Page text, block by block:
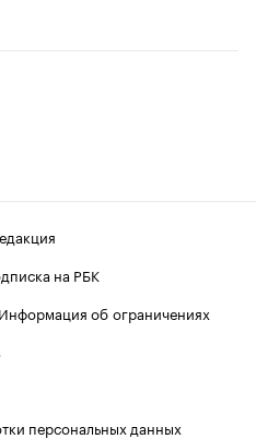
на РБК
Информация об ограничениях
персональных данных